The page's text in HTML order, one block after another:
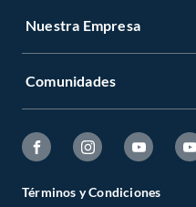
Nuestra Empresa
Comunidades
Términos y Condiciones